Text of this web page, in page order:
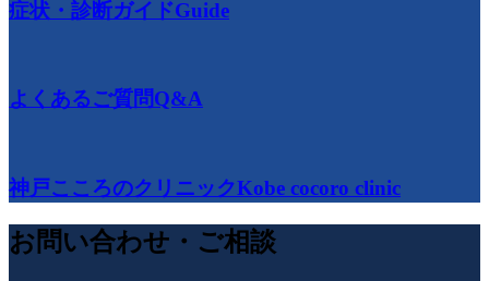
症状・診断ガイドGuide
よくあるご質問Q&A
神戸こころのクリニックKobe cocoro clinic
お問い合わせ・ご相談